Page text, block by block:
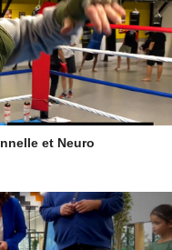
et Neuro